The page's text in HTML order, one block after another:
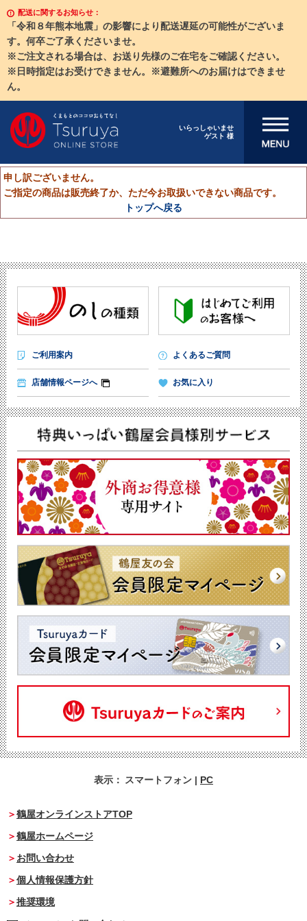
配送に関するお知らせ：
「令和８年熊本地震」の影響により配送遅延の可能性がございま
す。何卒ご了承くださいませ。
※ご注文される場合は、お送り先様のご在宅をご確認ください。
※日時指定はお受けできません。※避難所へのお届けはできませ
ん。
いらっしゃいませ
ゲスト 様
メニューを開
申し訳ございません。
ご指定の商品は販売終了か、ただ今お取扱いできない商品です。
トップへ戻る
ご利用案内 よくあるご質問
店舗情報ページへ お気に入り
表示： スマートフォン | PC
鶴屋オンラインストアTOP
鶴屋ホームページ
お問い合わせ
個人情報保護方針
推奨環境